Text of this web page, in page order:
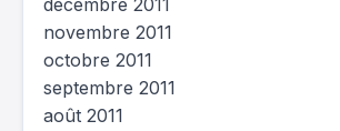
décembre 2011
novembre 2011
octobre 2011
septembre 2011
août 2011